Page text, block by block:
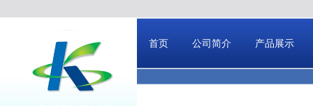
首页 公司简介 产品展示